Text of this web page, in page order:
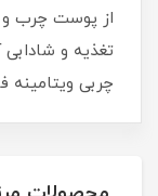
از پوست چرب و
تغذیه و
چربی ویتامینه